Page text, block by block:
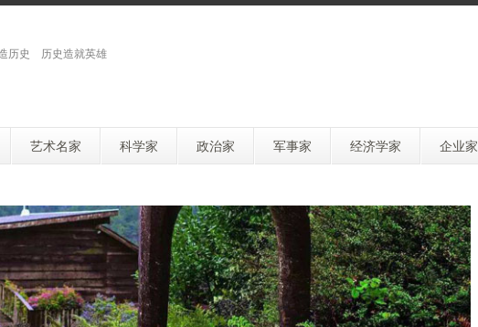
历史 历史造就英雄
艺术名家 科学家 政治家 军事家 经济学家 企业家